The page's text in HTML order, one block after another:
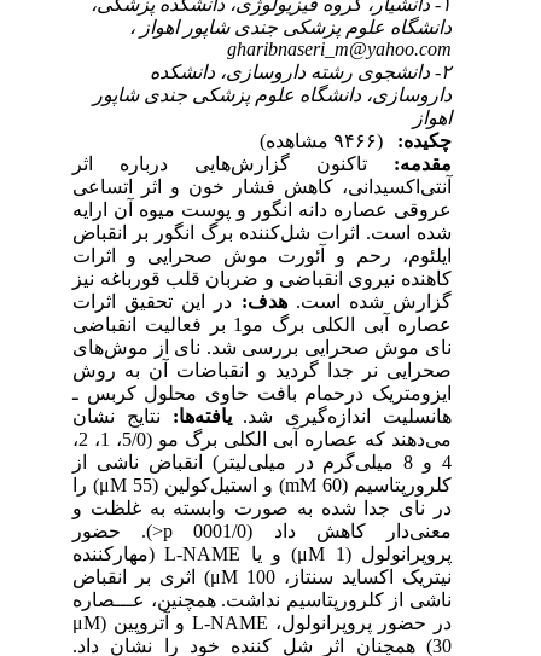
۱- دانشیار، گروه فیزیولوژی، دانشکده پزشکی،
دانشگاه علوم پزشکی جندی شاپور اهواز ،
gharibnaseri_m@yahoo.com
۲- دانشجوی رشته داروسازی، دانشکده
داروسازی، دانشگاه علوم پزشکی جندی شاپور
اهواز
چکیده:
(۹۴۶۶ مشاهده)
مقدمه:تاکنون گزارش‌هایی درباره اثر
آنتی‌اکسیدانی، کاهش فشار خون و اثر اتساعی
عروقی عصاره دانه انگور و پوست میوه آن ارایه
شده است. اثرات شل‌کننده برگ انگور بر انقباض
ایلئوم، رحم و آئورت موش صحرایی و اثرات
کاهنده نیروی انقباضی و ضربان قلب قورباغه نیز
گزارش شده است.هدف:در این تحقیق اثرات
عصاره آبی الکلی برگ مو1 بر فعالیت انقباضی
نای موش صحرایی بررسی شد. نای از موش‌های
صحرایی نر جدا گردید و انقباضات آن به روش
ایزومتریک درحمام بافت حاوی محلول کربس ـ
هانسلیت اندازه‌گیری شد.یافته‌ها:نتایج نشان
می‌دهند که عصاره آبی الکلی برگ مو (5/0، 1، 2،
4 و 8 میلی‌گرم در میلی‌لیتر) انقباض ناشی از
کلرور‌پتاسیم (mM 60) و استیل‌کولین (μM 55) را
در نای جدا شده به صورت وابسته به غلظت و
معنی‌دار کاهش داد (0001/0 ‍p<). حضور
پروپرانولول (μM 1) و یا L-NAME (مهار‌کننده
نیتریک اکساید سنتاز، μM 100) اثری بر انقباض
ناشی از کلرور‌پتاسیم نداشت. همچنین، عـــصاره
در حضور پروپرانولول، L-NAME و آتروپین (μM